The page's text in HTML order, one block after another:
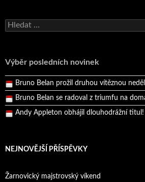
Vyhledávání
Výběr posledních novinek
Bruno Belan se radoval z triumfu na
Pražský přebor neskrblil překvapeními!
Bruno Belan prožil druhou vítěznou
Bruno Belan se radoval z triumfu na
Andy Appleton obhájil dlouhodrážní titul!
NEJNOVĚJŠÍ PŘÍSPĚVKY
Žarnovický majstrovský víkend